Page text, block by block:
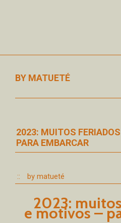
BY MATUETÉ
2023: MUITOS
PARA EMBARCAR
:: by matueté
2023:
e motivos –